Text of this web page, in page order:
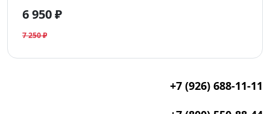
6 950 ₽
7 250 ₽
+7 (926) 688-11-11